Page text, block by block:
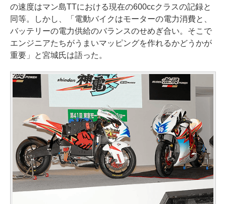
の速度はマン島TTにおける現在の600ccクラスの記録と
同等。しかし、「電動バイクはモーターの電力消費と、
バッテリーの電力供給のバランスのせめぎ合い。そこで
エンジニアたちがうまいマッピングを作れるかどうかが
重要」と宮城氏は語った。